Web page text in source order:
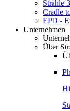
Strähle
Cradle
EPD -
Unternehmen
Über